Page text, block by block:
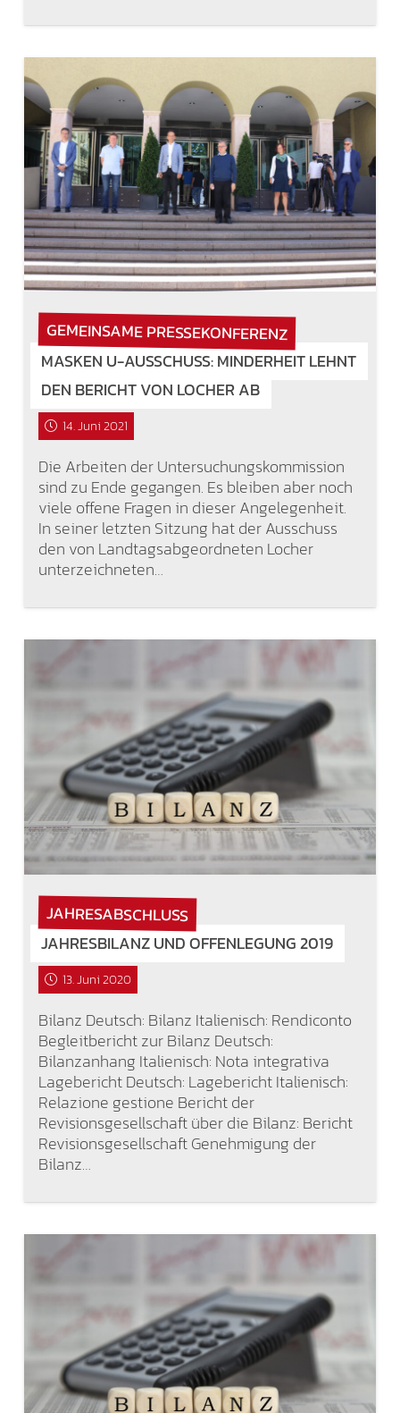
GEMEINSAME PRESSEKONFERENZ
MASKEN U-AUSSCHUSS: MINDERHEIT LEHNT
DEN BERICHT VON LOCHER AB
14. Juni 2021
Die Arbeiten der Untersuchungskommission
sind zu Ende gegangen. Es bleiben aber noch
viele offene Fragen in dieser Angelegenheit.
In seiner letzten Sitzung hat der Ausschuss
den von Landtagsabgeordneten Locher
unterzeichneten…
JAHRESABSCHLUSS
JAHRESBILANZ UND OFFENLEGUNG 2019
13. Juni 2020
Bilanz Deutsch: Bilanz Italienisch: Rendiconto
Begleitbericht zur Bilanz Deutsch:
Bilanzanhang Italienisch: Nota integrativa
Lagebericht Deutsch: Lagebericht Italienisch:
Relazione gestione Bericht der
Revisionsgesellschaft über die Bilanz: Bericht
Revisionsgesellschaft Genehmigung der
Bilanz…